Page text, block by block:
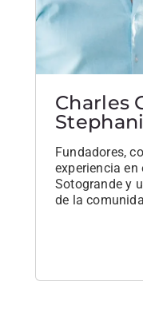
Charles
Fundadores,
experiencia
Sotogrande y
de la